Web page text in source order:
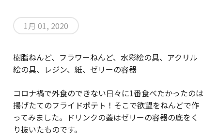
1月 01, 2020
樹脂ねんど、フラワーねんど、水彩絵の具、アクリル
絵の具、レジン、紙、ゼリーの容器
コロナ禍で外食のできない日々に1番食べたかったのは
揚げたてのフライドポテト！そこで欲望をねんどで作
ってみました。ドリンクの蓋はゼリーの容器の底をく
り抜いたものです。